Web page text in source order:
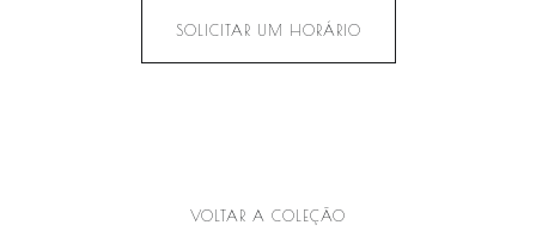
SOLICITAR UM HORÁRIO
VOLTAR A COLEÇÃO